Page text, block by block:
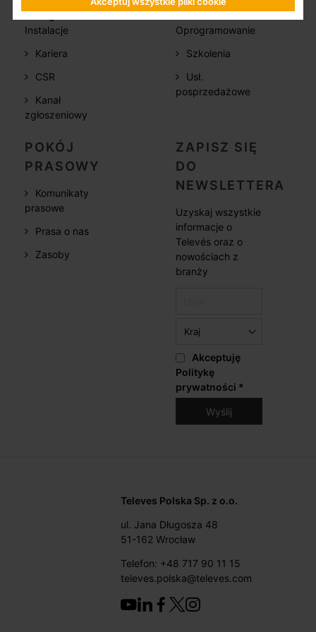
Flagowe
Instalacje
Kariera
CSR
Kanał
zgłoszeniowy
Oprogramowanie
Szkolenia
Usł.
posprzedażowe
POKÓJ
PRASOWY
Komunikaty
prasowe
Prasa o nas
Zasoby
ZAPISZ SIĘ
DO
NEWSLETTERA
Uzyskaj wszystkie
informacje o
Televés oraz o
nowościach z
branży
Akceptuję
Politykę
prywatności *
Televes Polska Sp. z o.o.
ul. Jana Długosza 48
51-162 Wrocław
Telefon: +48 717 90 11 15
televes.polska@televes.com